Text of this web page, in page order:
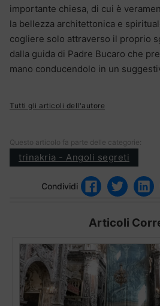
importante chiesa, di cui è
la bellezza architettonica e
cogliere solo attraverso il proprio
dalla guida di Padre Bucaro che
mano conducendolo in un
Tutti gli articoli dell'autore
Questo articolo fa parte delle categorie:
trinakria - Angoli segreti
Condividi
Articoli